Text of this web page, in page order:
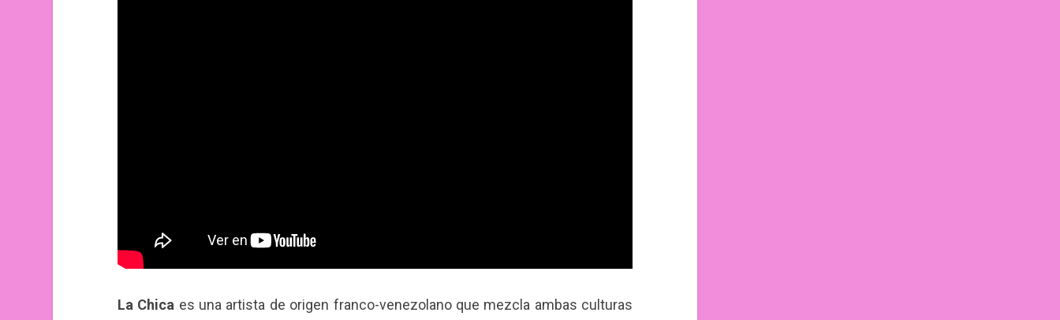
La Chica es una artista de origen franco-venezolano que mezcla ambas culturas